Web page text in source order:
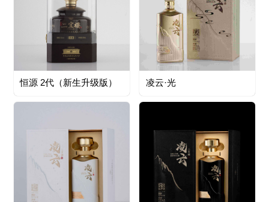
恒源 2代（新生升级版） 凌云·光